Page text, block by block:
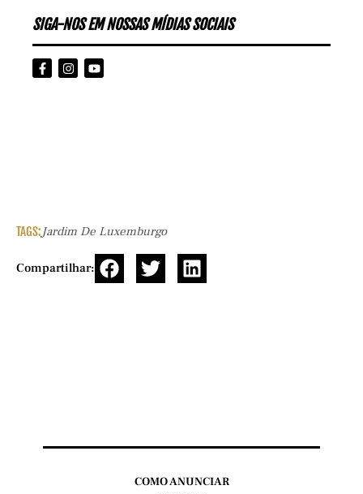
SIGA-NOS EM NOSSAS MÍDIAS SOCIAIS
TAGS:Jardim De Luxemburgo
Compartilhar:
COMO ANUNCIAR